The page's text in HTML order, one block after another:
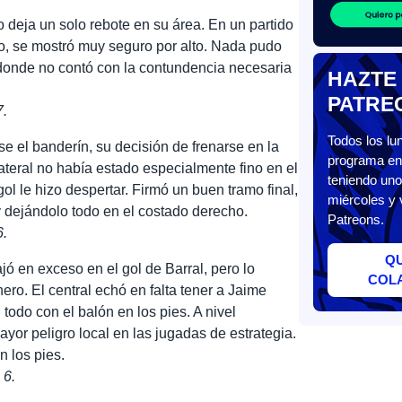
un solo rebote en su área. En un partido
se mostró muy seguro por alto. Nada pudo
no contó con la contundencia necesaria
el banderín, su decisión de frenarse en la
no había estado especialmente fino en el
le hizo despertar. Firmó un buen tramo final,
todo en el costado derecho.
en exceso en el gol de Barral, pero lo
El central echó en falta tener a Jaime
con el balón en los pies. A nivel
peligro local en las jugadas de estrategia.
los pies.
6.
HAZTE
Todos los
programa
teniendo
miércoles y
Patreons.